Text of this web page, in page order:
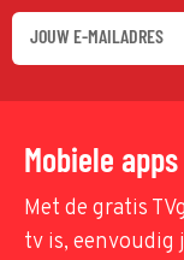
Mobiele apps
Met de gratis
tv is, eenvoudig